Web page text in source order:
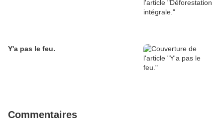
Y'a pas le feu.
Commentaires